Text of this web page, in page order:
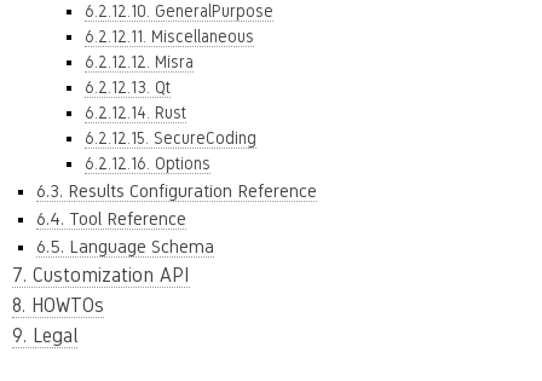
6.2.12.10. GeneralPurpose
6.2.12.11. Miscellaneous
6.2.12.12. Misra
6.2.12.13. Qt
6.2.12.14. Rust
6.2.12.15. SecureCoding
6.2.12.16. Options
6.3. Results Configuration Reference
6.4. Tool Reference
6.5. Language Schema
7. Customization API
8. HOWTOs
9. Legal